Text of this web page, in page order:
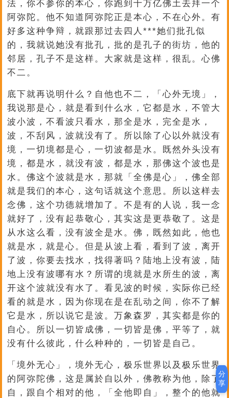
法，你不参你的本心，你跑到十万亿佛土去拜一个
阿弥陀。他不知道阿弥陀正是本心，不在心外。有
好多这种争辩，就跟那过去四人***她们批孔似
的，我就说她没有批孔，批的是孔子的街坊，他的
邻居，孔子不是这样。大家就是这样，很乱。心佛
不二。
底下就再说明什么？自他也不二，「心外无境」，
我说那是心，就是看到什么水，它都是水，不管大
波小波，不看波只看水，那全是水，完全是水，
波，不刮风，波就没有了。所以除了心以外就没有
境，一切境都是心，一切波都是水。既然外头没有
境，都是水，就没有波，都是水，那佛这个波也是
水。佛这个波就是水，那就「全佛是心」，佛全部
就是我们的本心，这句话就这个意思。所以这样去
念佛，这个功德就增加了。不是有的人说，我一念
就好了，没有起恭敬心，其实这是更恭敬了。这是
从水这么看，没有波全是水。佛，既然如此，他也
就是水，就是心。但是从波上看，看到了波，离开
了波，你要去找水，找得著吗？陆地上没有波，陆
地上没有波哪有水？所谓的境就是水所生的波，离
开这个波就没有水了。看见波的时候，实际你已经
看的就是水，因为你现在是在乱动之间，你不了解
它是水，所以说它是波。万象森罗，其实都是你的
自心。所以一切皆成佛，一切皆是佛，平等了，就
没有什么彼此，什么种种的，一切皆是自己。
「境外无心」，境外无心，极乐世界以及极乐世界
的阿弥陀佛，这是属於自以外，佛教称为他，除了
自，跟自个相对的他，「全他即自」，整个的他就
分
享